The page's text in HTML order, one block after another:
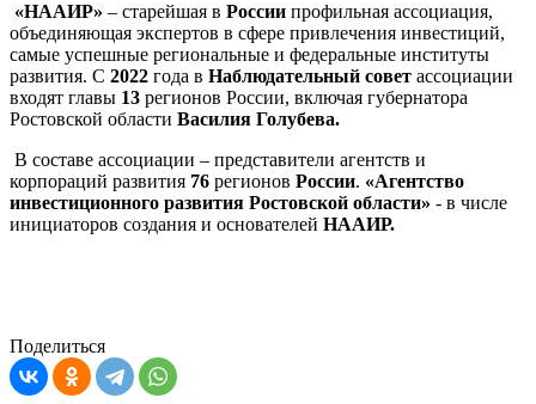
«НААИР» – старейшая в России профильная ассоциация,
объединяющая экспертов в сфере привлечения инвестиций,
самые успешные региональные и федеральные институты
развития. С 2022 года в Наблюдательный совет ассоциации
входят главы 13 регионов России, включая губернатора
Ростовской области Василия Голубева.
В составе ассоциации – представители агентств и
корпораций развития 76 регионов России. «Агентство
инвестиционного развития Ростовской области» - в числе
инициаторов создания и основателей НААИР.
Поделиться